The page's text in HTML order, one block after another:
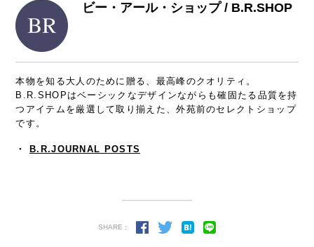
ビー・アール・ショップ / B.R.SHOP
本物を知る大人のために贈る、最高峰のクオリティ。
B.R.SHOPはベーシックなデザインながらも確固たる品質を持
つアイテムを厳選して取り揃えた、外苑前のセレクトショップ
です。
・ B.R.JOURNAL POSTS
SHARE :